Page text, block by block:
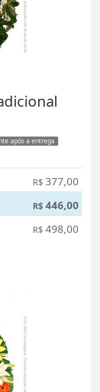
após a entrega
R$ 377,00
R$ 446,00
R$ 498,00